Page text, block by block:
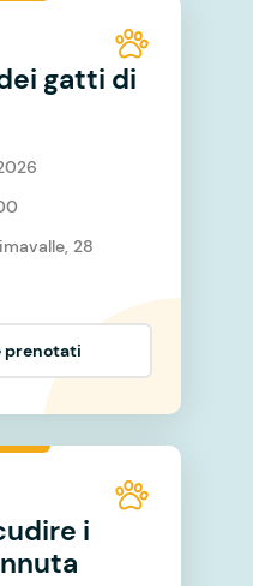
gatti di
28
prenotati
i